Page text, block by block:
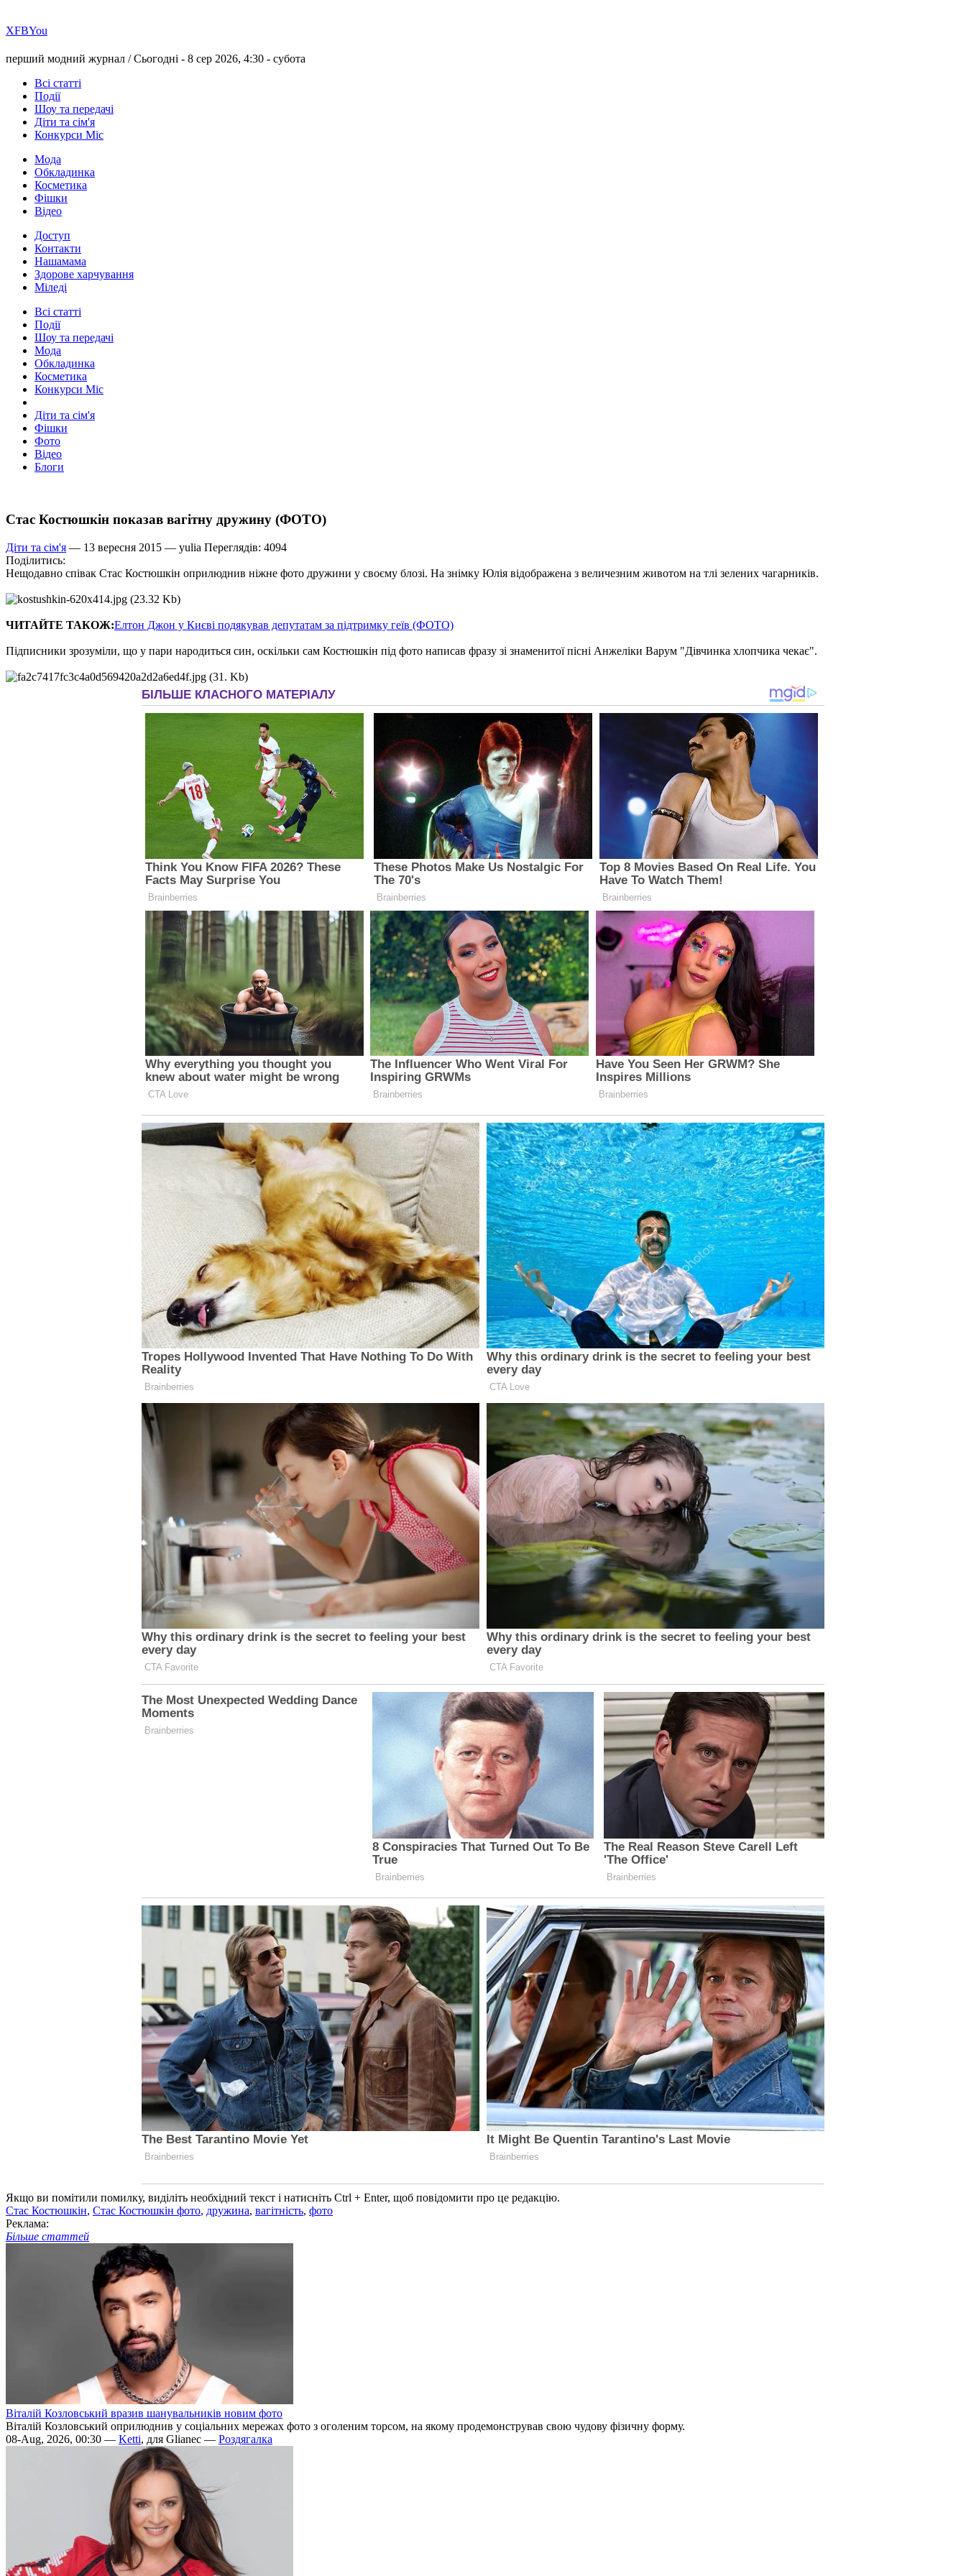
ХFBYou
перший модний журнал /Сьогодні - 8 сер 2026, 4:30 - субота
Всі статті
Події
Шоу та передачі
Діти та сім'я
Конкурси Міс
Мода
Обкладинка
Косметика
Фішки
Відео
Доступ
Контакти
Нашамама
Здорове харчування
Міледі
Всі статті
Події
Шоу та передачі
Мода
Обкладинка
Косметика
Конкурси Міс
Діти та сім'я
Фішки
Фото
Відео
Блоги
Стас Костюшкін показав вагітну дружину (ФОТО)
Діти та сім'я — 13 вересня 2015 — yulia Переглядів: 4094
Поділитись:
Нещодавно співак Стас Костюшкін оприлюднив ніжне фото дружини у своєму блозі. На знімку Юлія відображена з величезним животом на тлі зелених чагарників.
ЧИТАЙТЕ ТАКОЖ:Елтон Джон у Києві подякував депутатам за підтримку геїв (ФОТО)
Підписники зрозуміли, що у пари народиться син, оскільки сам Костюшкін під фото написав фразу зі знаменитої пісні Анжеліки Варум "Дівчинка хлопчика чекає".
Якщо ви помітили помилку, виділіть необхідний текст і натисніть Ctrl + Enter, щоб повідомити про це редакцію.
Стас Костюшкін, Стас Костюшкін фото, дружина, вагітність, фото
Реклама:
Більше статтей
Віталій Козловський вразив шанувальників новим фото
Віталій Козловський оприлюднив у соціальних мережах фото з оголеним торсом, на якому продемонстрував свою чудову фізичну форму.
08-Aug, 2026, 00:30 — Ketti, для Glianec — Роздягалка